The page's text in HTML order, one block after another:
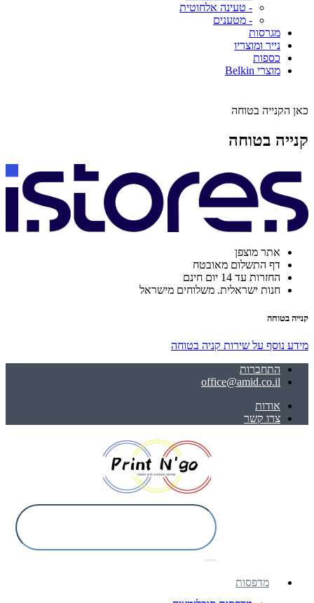
- טעינה אלחוטית
- מטענים
מגרסות
נייר ומוצריו
כספות
מוצרי Belkin
כאן הקנייה בטוחה
קנייה בטוחה
אתר מוצפן
דף התשלום מאובטח
החזרות עד 14 יום חינם
חנות ישראלית. משלוחים מישראל
קנייה בטוחה
מידע נוסף על שירות קניה בטוחה
התחברות
office@amid.co.il
אודות
צרו קשר
מדפסות